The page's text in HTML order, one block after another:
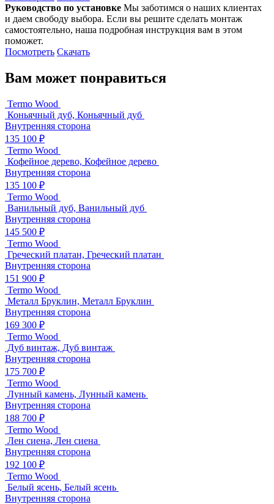
Руководство по установке Мы заботимся о наших клиентах
и даем свободу выбора. Если вы решите сделать монтаж
самостоятельно, наша подробная инструкция вам в этом
поможет.
Посмотреть Скачать
Вам может понравиться
Termo Wood
Коньячный дуб, Коньячный дуб
Внутренняя сторона
135 100 ₽
Termo Wood
Кофейное дерево, Кофейное дерево
Внутренняя сторона
135 100 ₽
Termo Wood
Ванильный дуб, Ванильный дуб
Внутренняя сторона
145 500 ₽
Termo Wood
Греческий платан, Греческий платан
Внутренняя сторона
151 900 ₽
Termo Wood
Металл Бруклин, Металл Бруклин
Внутренняя сторона
169 300 ₽
Termo Wood
Дуб винтаж, Дуб винтаж
Внутренняя сторона
175 700 ₽
Termo Wood
Лунный камень, Лунный камень
Внутренняя сторона
188 700 ₽
Termo Wood
Лен сиена, Лен сиена
Внутренняя сторона
192 100 ₽
Termo Wood
Белый ясень, Белый ясень
Внутренняя сторона